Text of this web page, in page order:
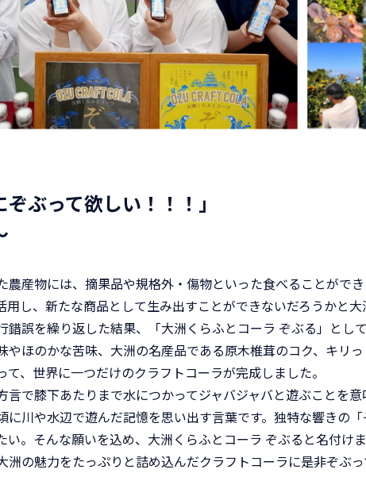
ぞぶって欲しい！！！」
農産物には、摘果品や規格外・傷物といった食べることがで
用し、新たな商品として生み出すことができないだろうかと
錯誤を繰り返した結果、「大洲くらふとコーラ ぞぶる」とし
やほのかな苦味、大洲の名産品である原木椎茸のコク、キリ
、世界に一つだけのクラフトコーラが完成しました。
言で膝下あたりまで水につかってジャバジャバと遊ぶことを
に川や水辺で遊んだ記憶を思い出す言葉です。独特な響きの
い。そんな願いを込め、大洲くらふとコーラ ぞぶると名付けま
の魅力をたっぷりと詰め込んだクラフトコーラに是非ぞぶっ